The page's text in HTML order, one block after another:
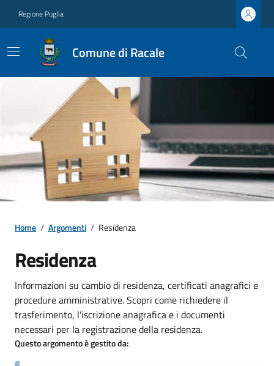
Regione Puglia
Comune di Racale
Home / Argomenti / Residenza
Residenza
Informazioni su cambio di residenza, certificati anagrafici e
procedure amministrative. Scopri come richiedere il
trasferimento, l'iscrizione anagrafica e i documenti
necessari per la registrazione della residenza.
Questo argomento è gestito da: